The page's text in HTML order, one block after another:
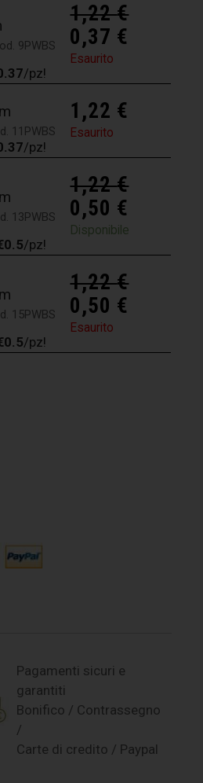
9PWBS
/pz!
1,22€
0,37 €
Esaurito
11PWBS
/pz!
1,22 €
Esaurito
13PWBS
/pz!
1,22€
0,50 €
Disponibile
15PWBS
/pz!
1,22€
0,50 €
Esaurito
Pagamenti sicuri e
garantiti
Bonifico / Contrassegno
/
Carte di credito / Paypal